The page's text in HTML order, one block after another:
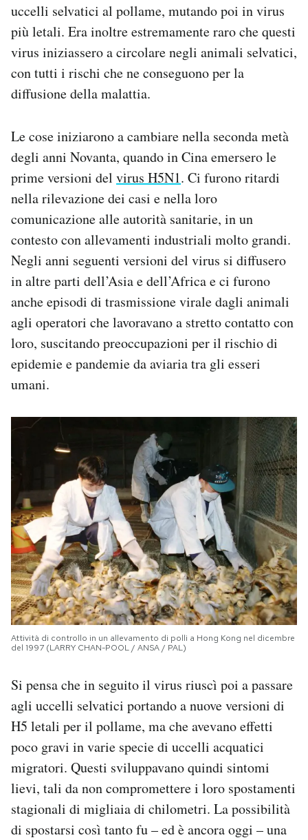
uccelli selvatici al pollame, mutando poi in virus
più letali. Era inoltre estremamente raro che questi
virus iniziassero a circolare negli animali selvatici,
con tutti i rischi che ne conseguono per la
diffusione della malattia.
Le cose iniziarono a cambiare nella seconda metà
degli anni Novanta, quando in Cina emersero le
prime versioni del virus H5N1. Ci furono ritardi
nella rilevazione dei casi e nella loro
comunicazione alle autorità sanitarie, in un
contesto con allevamenti industriali molto grandi.
Negli anni seguenti versioni del virus si diffusero
in altre parti dell’Asia e dell’Africa e ci furono
anche episodi di trasmissione virale dagli animali
agli operatori che lavoravano a stretto contatto con
loro, suscitando preoccupazioni per il rischio di
epidemie e pandemie da aviaria tra gli esseri
umani.
Attività di controllo in un allevamento di polli a Hong Kong nel dicembre
del 1997 (LARRY CHAN-POOL / ANSA / PAL)
Si pensa che in seguito il virus riuscì poi a passare
agli uccelli selvatici portando a nuove versioni di
H5 letali per il pollame, ma che avevano effetti
poco gravi in varie specie di uccelli acquatici
migratori. Questi sviluppavano quindi sintomi
lievi, tali da non compromettere i loro spostamenti
stagionali di migliaia di chilometri. La possibilità
di spostarsi così tanto fu – ed è ancora oggi – una